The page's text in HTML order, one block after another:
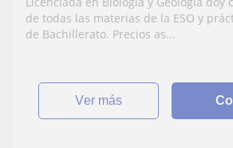
contemporáneo
de todas las materias de la ESO y
de Bachillerato. Precios as...
ver más